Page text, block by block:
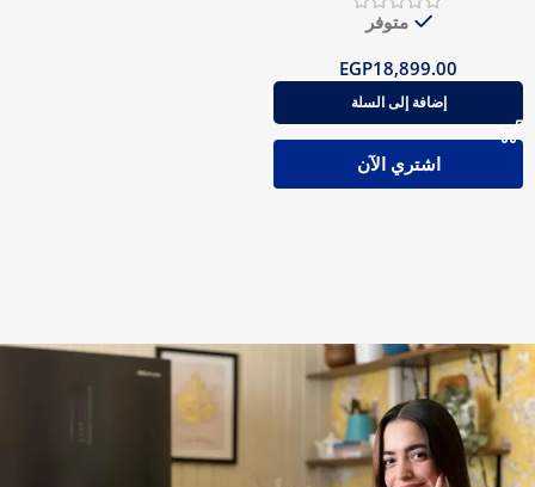
متوفر
EGP18,899.00
إضافة إلى السلة
اشتري الآن